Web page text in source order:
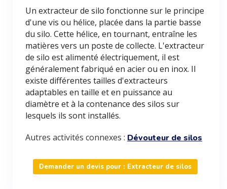
Un extracteur de silo fonctionne sur le principe
d'une vis ou hélice, placée dans la partie basse
du silo. Cette hélice, en tournant, entraîne les
matières vers un poste de collecte. L'extracteur
de silo est alimenté électriquement, il est
généralement fabriqué en acier ou en inox. Il
existe différentes tailles d'extracteurs
adaptables en taille et en puissance au
diamètre et à la contenance des silos sur
lesquels ils sont installés.
Autres activités connexes : Dévouteur de silos
Demander un devis pour : Extracteur de silos